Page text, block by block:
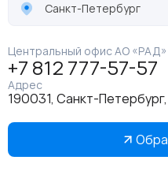
Санкт-Петербург
Центральный офис АО «РАД»
+7 812 777-57-57
Адрес
190031, Санкт-